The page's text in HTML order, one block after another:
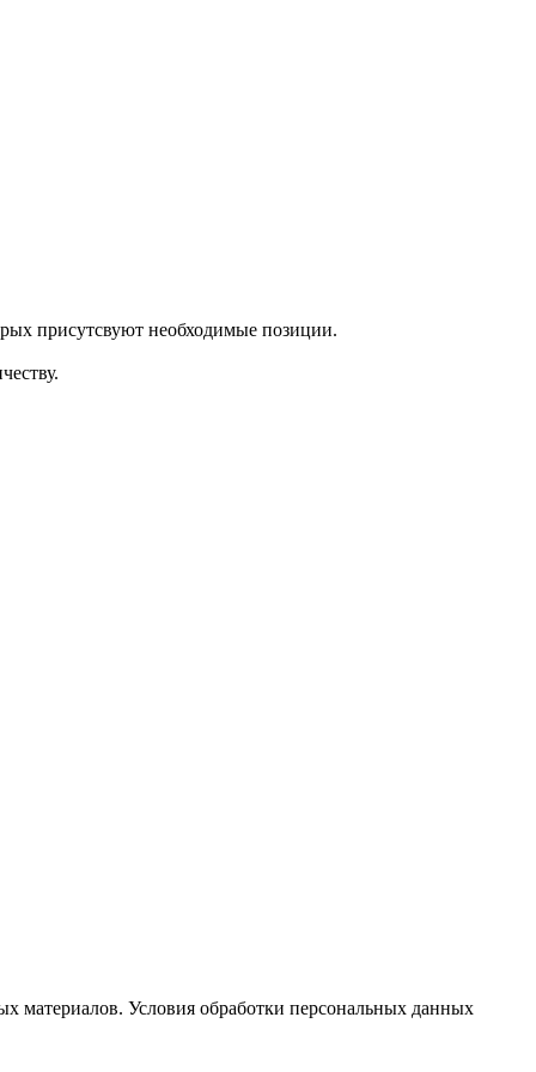
присутсвуют необходимые позиции.
материалов. Условия обработки персональных данных